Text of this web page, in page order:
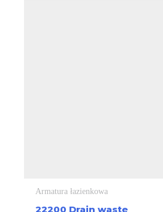
Armatura łazienkowa
22200 Drain waste